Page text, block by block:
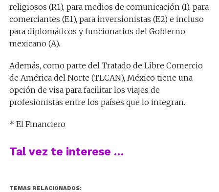
religiosos (R1), para medios de comunicación (I), para
comerciantes (E1), para inversionistas (E2) e incluso
para diplomáticos y funcionarios del Gobierno
mexicano (A).
Además, como parte del Tratado de Libre Comercio
de América del Norte (TLCAN), México tiene una
opción de visa para facilitar los viajes de
profesionistas entre los países que lo integran.
* El Financiero
Tal vez te interese …
TEMAS RELACIONADOS: